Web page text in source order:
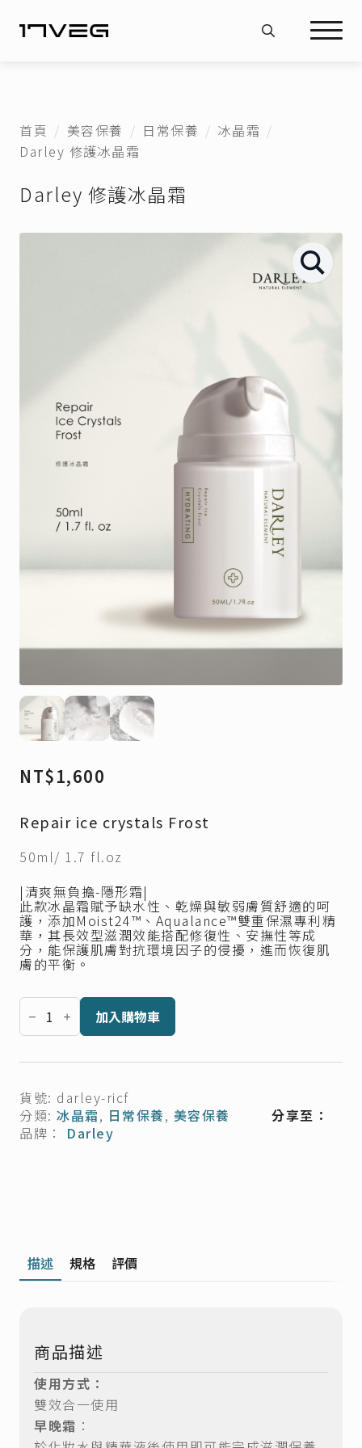
首頁 美容保養 日常保養
冰晶霜
Darley 修護冰晶霜
Darley 修護冰晶霜
NT$1,600
Repair ice crystals Frost
50ml/ 1.7 fl.oz
|清爽無負擔-隱形霜|
此款冰晶霜賦予缺水性、乾燥與敏弱膚質舒適的呵
護，添加Moist24™、Aqualance™雙重保濕專利精
華，其長效型滋潤效能搭配修復性、安撫性等成
分，能保護肌膚對抗環境因子的侵擾，進而恢復肌
膚的平衡。
Darley
修
護
冰
霜
量
加入購物車
貨號: darley-ricf
分類: 冰晶霜, 日常保養, 美容保養
品牌： Darley
分享至：
描述 規格 評價
商品描述
使用方式：
雙效合一使用
早晚霜 ：